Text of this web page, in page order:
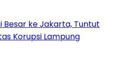
Besar ke Jakarta, Tuntut
Korupsi Lampung